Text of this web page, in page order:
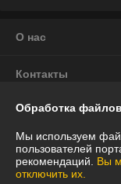
О нас
Контакты
Доставка и оплата
График работы
Обработка
Мы используем
пользователей
рекомендаций. Вы
отключить их.